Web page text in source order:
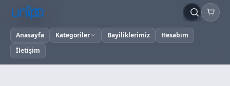
Anasayfa Kategoriler Bayiliklerimiz
Hesabım
İletişim